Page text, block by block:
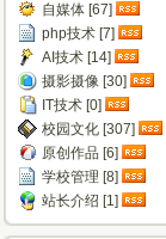
自媒体 [67]
php技术 [7]
AI技术 [14]
摄影摄像 [30]
IT技术 [0]
校园文化 [307]
原创作品 [6]
学校管理 [8]
站长介绍 [1]